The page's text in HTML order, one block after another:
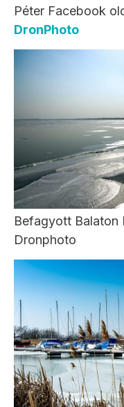
Péter Facebook
DronPhoto
Befagyott Balaton
Dronphoto